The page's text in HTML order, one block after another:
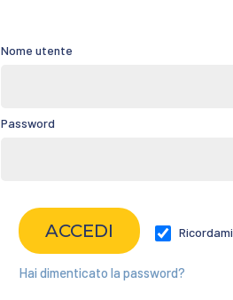
Nome utente
Password
Ricordami
Hai dimenticato la password?